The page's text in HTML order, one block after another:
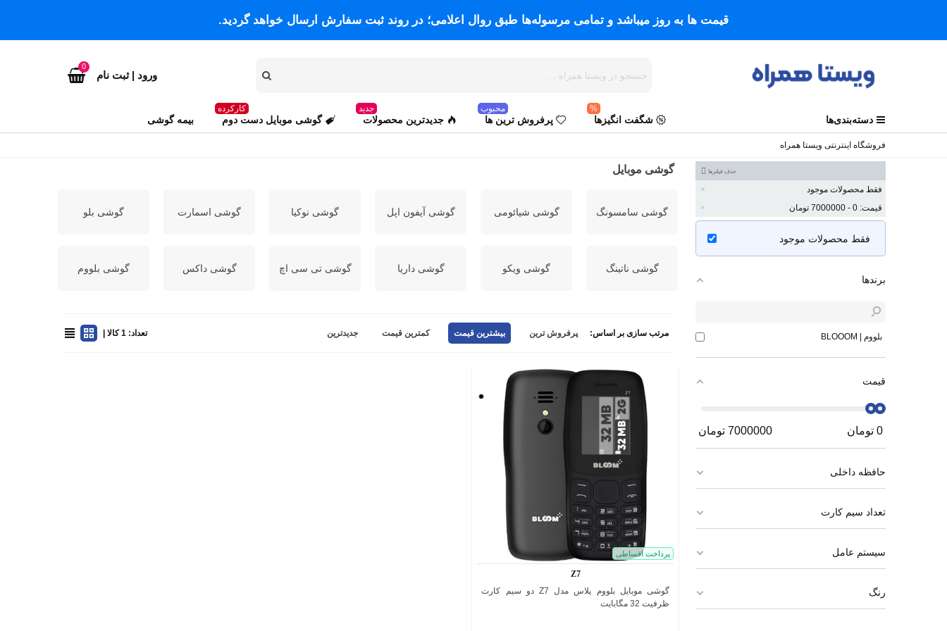
قیمت ها به روز میباشد و تمامی مرسوله‌ها طبق روال اعلامی؛ در روند ثبت سفارش ارسال خواهد گردید.
ورود | ثبت نام
0
دسته‌بندی‌ها شگفت انگیزها
%
پرفروش ترین ها
محبوب
جدیدترین محصولات
جدید
گوشی موبایل دست دوم
کارکرده
بیمه گوشی
فروشگاه اینترنتی ویستا همراه
حذف فیلترها
فقط محصولات موجود
قیمت: 0 - 7000000 تومان
فقط محصولات موجود
برندها
بلووم | BLOOOM
قیمت
0 تومان 7000000 تومان
حافظه داخلی
تعداد سیم کارت
سیستم عامل
رنگ
گوشی موبایل
گوشی سامسونگ گوشی شیائومی گوشی آیفون اپل گوشی نوکیا گوشی اسمارت گوشی بلو
گوشی ناتینگ گوشی ویکو گوشی داریا گوشی تی سی اچ گوشی داکس گوشی بلووم
مرتب سازی بر اساس: پرفروش ترین بیشترین قیمت کمترین قیمت جدیدترین تعداد: 1 کالا |
پرداخت اقساطی
اضافه به مقایسه
مشکی
Z7
گوشی موبایل بلووم پلاس مدل Z7 دو سیم کارت
ظرفیت 32 مگابایت